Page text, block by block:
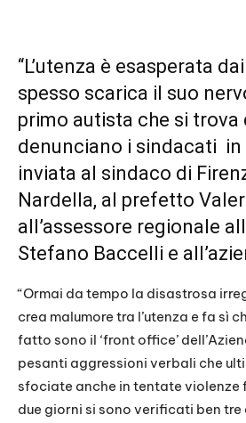
“L’utenza è esasperata
spesso scarica il suo
primo autista che si trova
denunciano i sindacati
inviata al sindaco di
Nardella, al prefetto
all’assessore regionale
Stefano Baccelli e
“Ormai da tempo la disastrosa
crea malumore tra l’utenza e fa sì
fatto sono il ‘front office’
pesanti aggressioni verbali che
sfociate anche in tentate violenze
due giorni si sono verificati ben tre